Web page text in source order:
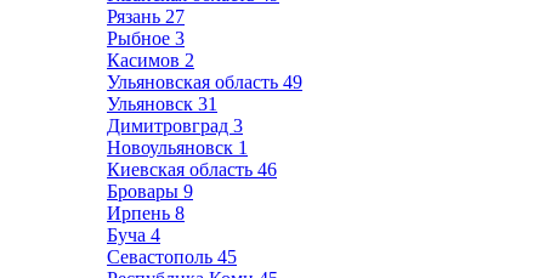
Рязань 27
Рыбное 3
Касимов 2
Ульяновская область 49
Ульяновск 31
Димитровград 3
Новоульяновск 1
Киевская область 46
Бровары 9
Ирпень 8
Буча 4
Севастополь 45